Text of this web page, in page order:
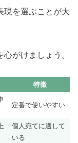
現を選ぶことが大
がけましょう。
特徴
定番で使いやすい
個人宛てに適して
いる